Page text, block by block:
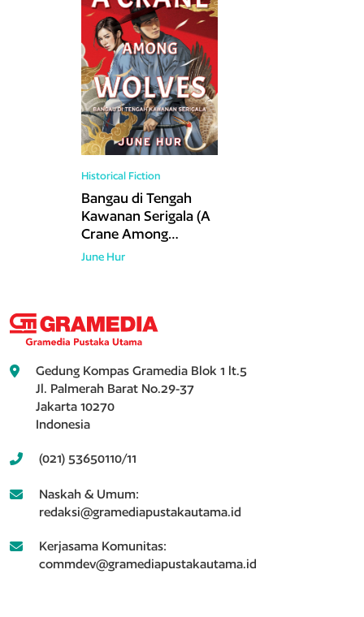
Historical Fiction
Bangau di Tengah
Kawanan Serigala (A
Crane Among
Wolves)
June Hur
Gedung Kompas Gramedia Blok 1 lt.5
Jl. Palmerah Barat No.29-37
Jakarta 10270
Indonesia
(021) 53650110/11
Naskah & Umum:
redaksi@gramediapustakautama.id
Kerjasama Komunitas:
commdev@gramediapustakautama.id